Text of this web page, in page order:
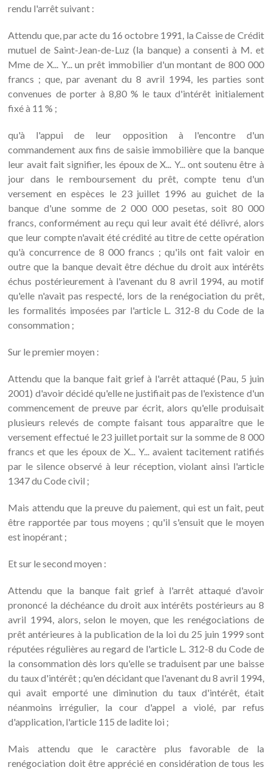
rendu l'arrêt suivant :
Attendu que, par acte du 16 octobre 1991, la Caisse de Crédit
mutuel de Saint-Jean-de-Luz (la banque) a consenti à M. et
Mme de X... Y... un prêt immobilier d'un montant de 800 000
francs ; que, par avenant du 8 avril 1994, les parties sont
convenues de porter à 8,80 % le taux d'intérêt initialement
fixé à 11 % ;
qu'à l'appui de leur opposition à l'encontre d'un
commandement aux fins de saisie immobilière que la banque
leur avait fait signifier, les époux de X... Y... ont soutenu être à
jour dans le remboursement du prêt, compte tenu d'un
versement en espèces le 23 juillet 1996 au guichet de la
banque d'une somme de 2 000 000 pesetas, soit 80 000
francs, conformément au reçu qui leur avait été délivré, alors
que leur compte n'avait été crédité au titre de cette opération
qu'à concurrence de 8 000 francs ; qu'ils ont fait valoir en
outre que la banque devait être déchue du droit aux intérêts
échus postérieurement à l'avenant du 8 avril 1994, au motif
qu'elle n'avait pas respecté, lors de la renégociation du prêt,
les formalités imposées par l'article L. 312-8 du Code de la
consommation ;
Sur le premier moyen :
Attendu que la banque fait grief à l'arrêt attaqué (Pau, 5 juin
2001) d'avoir décidé qu'elle ne justifiait pas de l'existence d'un
commencement de preuve par écrit, alors qu'elle produisait
plusieurs relevés de compte faisant tous apparaître que le
versement effectué le 23 juillet portait sur la somme de 8 000
francs et que les époux de X... Y... avaient tacitement ratifiés
par le silence observé à leur réception, violant ainsi l'article
1347 du Code civil ;
Mais attendu que la preuve du paiement, qui est un fait, peut
être rapportée par tous moyens ; qu'il s'ensuit que le moyen
est inopérant ;
Et sur le second moyen :
Attendu que la banque fait grief à l'arrêt attaqué d'avoir
prononcé la déchéance du droit aux intérêts postérieurs au 8
avril 1994, alors, selon le moyen, que les renégociations de
prêt antérieures à la publication de la loi du 25 juin 1999 sont
réputées régulières au regard de l'article L. 312-8 du Code de
la consommation dès lors qu'elle se traduisent par une baisse
du taux d'intérêt ; qu'en décidant que l'avenant du 8 avril 1994,
qui avait emporté une diminution du taux d'intérêt, était
néanmoins irrégulier, la cour d'appel a violé, par refus
d'application, l'article 115 de ladite loi ;
Mais attendu que le caractère plus favorable de la
renégociation doit être apprécié en considération de tous les